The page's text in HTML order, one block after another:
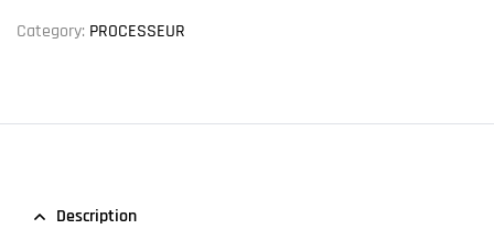
Category: PROCESSEUR
Description